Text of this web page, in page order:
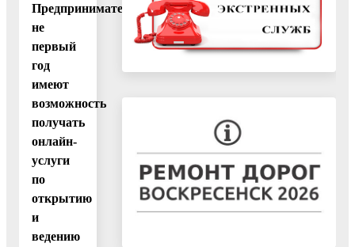
Предприниматели
не
первый
год
имеют
возможность
получать
онлайн-
услуги
по
открытию
и
ведению